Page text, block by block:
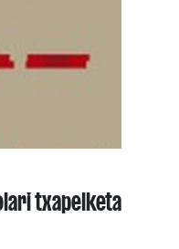
txapelketa